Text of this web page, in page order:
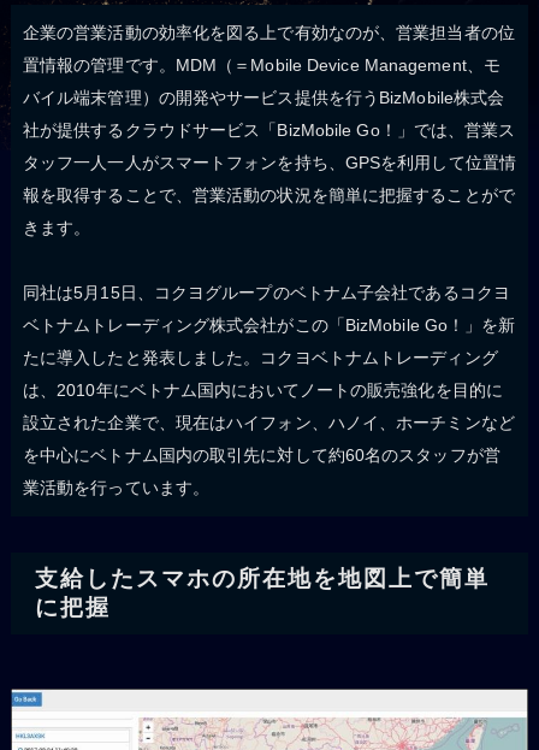
企業の営業活動の効率化を図る上で有効なのが、営業担当者の位
置情報の管理です。MDM（＝Mobile Device Management、モ
バイル端末管理）の開発やサービス提供を行うBizMobile株式会
社が提供するクラウドサービス「BizMobile Go！」では、営業ス
タッフ一人一人がスマートフォンを持ち、GPSを利用して位置情
報を取得することで、営業活動の状況を簡単に把握することがで
きます。
同社は5月15日、コクヨグループのベトナム子会社であるコクヨ
ベトナムトレーディング株式会社がこの「BizMobile Go！」を新
たに導入したと発表しました。コクヨベトナムトレーディング
は、2010年にベトナム国内においてノートの販売強化を目的に
設立された企業で、現在はハイフォン、ハノイ、ホーチミンなど
を中心にベトナム国内の取引先に対して約60名のスタッフが営
業活動を行っています。
支給したスマホの所在地を地図上で簡単
に把握